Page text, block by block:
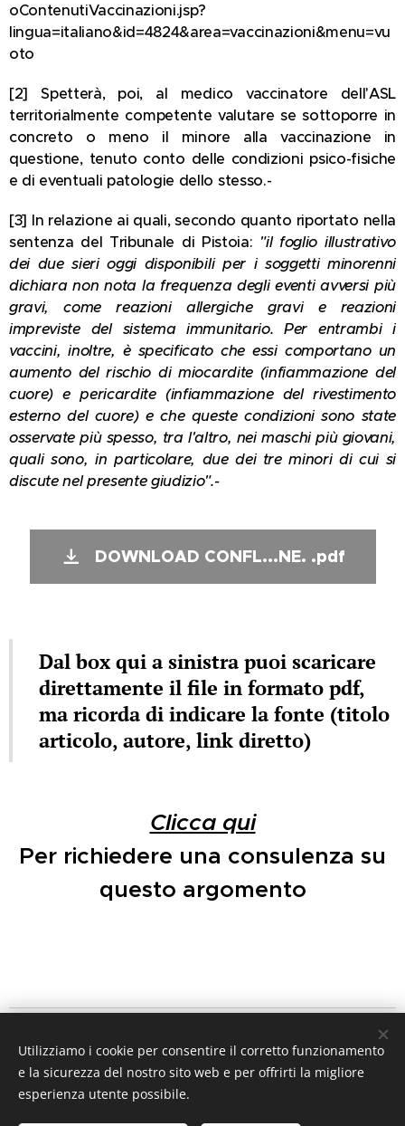
oContenutiVaccinazioni.jsp?
lingua=italiano&id=4824&area=vaccinazioni&menu=vu
oto
[2] Spetterà, poi, al medico vaccinatore dell'ASL
territorialmente competente valutare se sottoporre in
concreto o meno il minore alla vaccinazione in
questione, tenuto conto delle condizioni psico-fisiche
e di eventuali patologie dello stesso.-
[3] In relazione ai quali, secondo quanto riportato nella
sentenza del Tribunale di Pistoia: "il foglio illustrativo
dei due sieri oggi disponibili per i soggetti minorenni
dichiara non nota la frequenza degli eventi avversi più
gravi, come reazioni allergiche gravi e reazioni
impreviste del sistema immunitario. Per entrambi i
vaccini, inoltre, è specificato che essi comportano un
aumento del rischio di miocardite (infiammazione del
cuore) e pericardite (infiammazione del rivestimento
esterno del cuore) e che queste condizioni sono state
osservate più spesso, tra l'altro, nei maschi più giovani,
quali sono, in particolare, due dei tre minori di cui si
discute nel presente giudizio".-
DOWNLOAD CONFL...NE. .pdf
Dal box qui a sinistra puoi scaricare
direttamente il file in formato pdf,
ma ricorda di indicare la fonte (titolo
articolo, autore, link diretto)
Clicca qui
Per richiedere una consulenza su
questo argomento
a cura dell'avv. MicheleAlfredo Chiariello
maililperiscopiodeldiritto@gmail.com
Utilizziamo i cookie per consentire il corretto funzionamento
e la sicurezza del nostro sito web e per offrirti la migliore
esperienza utente possibile.